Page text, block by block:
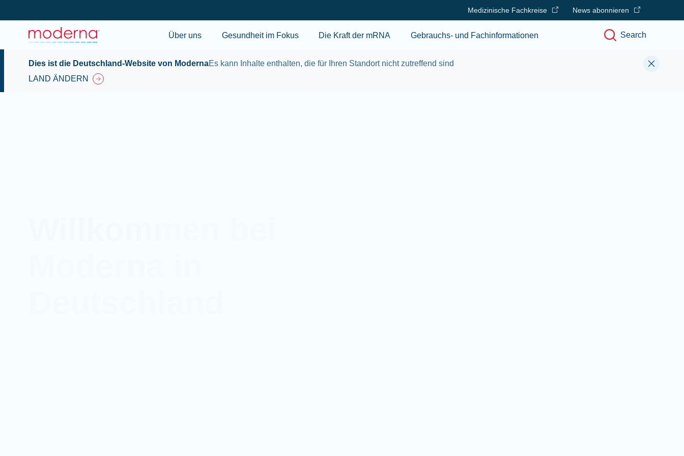
Medizinische Fachkreise News abonnieren
Über uns Gesundheit im Fokus Die Kraft der mRNA Gebrauchs- und Fachinformationen Search
Dies ist die Deutschland-Website von ModernaEs kann Inhalte enthalten, die für Ihren Standort nicht zutreffend sind
LAND ÄNDERN